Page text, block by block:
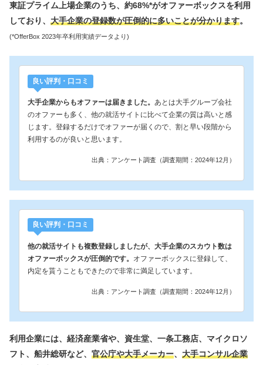
東証プライム上場企業のうち、約68%*がオファーボックスを利用
しており、 大手企業の登録数が圧倒的に多いことが分かります。
(*OfferBox 2023年卒利用実績データより)
良い評判・口コミ
大手企業からもオファーは届きました。 あとは大手グループ会社
のオファーも多く、他の就活サイトに比べて企業の質は高いと感
じます。登録するだけでオファーが届くので、割と早い段階から
利用するのが良いと思います。
出典：アンケート調査（調査期間：2024年12月）
良い評判・口コミ
他の就活サイトも複数登録しましたが、大手企業のスカウト数は
オファーボックスが圧倒的です。
オファーボックスに登録して、
内定を貰うこともできたので非常に満足しています。
出典：アンケート調査（調査期間：2024年12月）
利用企業には、経済産業省や、資生堂、一条工務店、マイクロソ
フト、船井総研など、 官公庁や大手メーカー、 大手コンサル企業